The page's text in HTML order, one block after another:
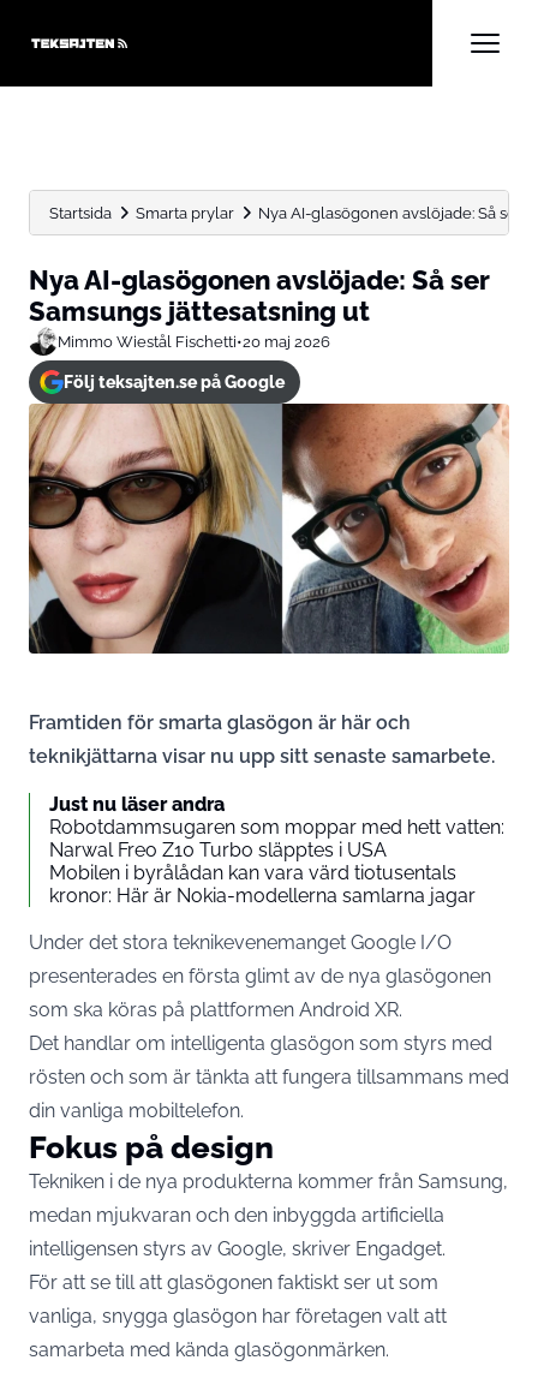
Startsida Smarta prylar Nya AI-glasögonen avslöjade: Så ser
Nya AI-glasögonen avslöjade: Så ser
Samsungs jättesatsning ut
Mimmo Wiestål Fischetti•20 maj 2026
Följ teksajten.se på Google
Framtiden för smarta glasögon är här och
teknikjättarna visar nu upp sitt senaste samarbete.
Just nu läser andra
Robotdammsugaren som moppar med hett vatten:
Narwal Freo Z10 Turbo släpptes i USA
Mobilen i byrålådan kan vara värd tiotusentals
kronor: Här är Nokia-modellerna samlarna jagar
Under det stora teknikevenemanget Google I/O
presenterades en första glimt av de nya glasögonen
som ska köras på plattformen Android XR.
Det handlar om intelligenta glasögon som styrs med
rösten och som är tänkta att fungera tillsammans med
din vanliga mobiltelefon.
Fokus på design
Tekniken i de nya produkterna kommer från Samsung,
medan mjukvaran och den inbyggda artificiella
intelligensen styrs av Google, skriver Engadget.
För att se till att glasögonen faktiskt ser ut som
vanliga, snygga glasögon har företagen valt att
samarbeta med kända glasögonmärken.